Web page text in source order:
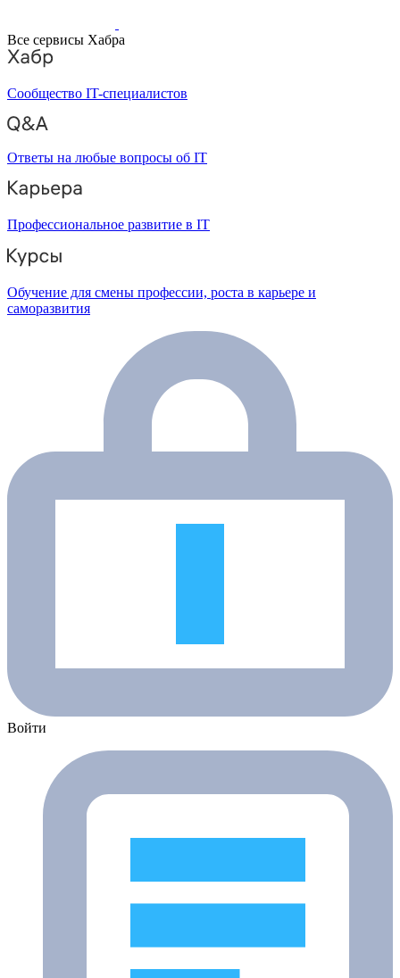
Все сервисы Хабра
Сообщество IT-специалистов
Ответы на любые вопросы об IT
Профессиональное развитие в IT
Обучение для смены профессии, роста в карьере и
саморазвития
Войти